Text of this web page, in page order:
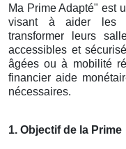
Ma Prime Adapté" est
visant à aider les
transformer leurs
accessibles et
âgées ou à mobilité
financier aide
nécessaires.
1. Objectif de la Prime